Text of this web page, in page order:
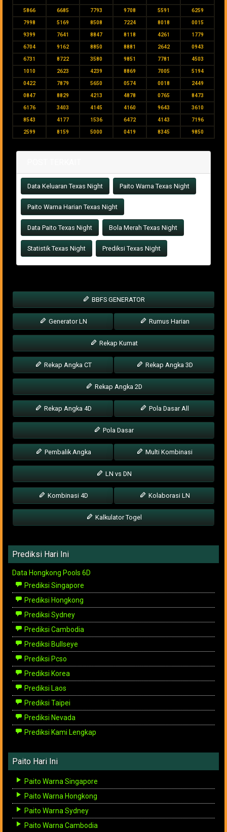
5866 6685 7793 9708 5591 6259
7998 5169 8508 7224 8018 0015
9399 7641 8847 8118 4261 1779
6704 9162 8850 8881 2642 0943
6731 8722 3580 9851 7781 4503
1010 2623 4239 8869 7005 5194
0422 7879 5650 0574 0018 2449
0847 8829 4213 4878 0765 8473
6176 3403 4145 4160 9643 3610
8543 4177 1536 6472 4143 7196
2599 8159 5000 0419 8345 9850
Data Keluaran Texas Night Paito Warna Texas Night
Paito Warna Harian Texas Night
Data Paito Texas Night Bola Merah Texas Night
Statistik Texas Night Prediksi Texas Night
BBFS GENERATOR
Generator LN Rumus Harian
Rekap Kumat
Rekap Angka CT Rekap Angka 3D
Rekap Angka 2D
Rekap Angka 4D Pola Dasar All
Pola Dasar
Pembalik Angka Multi Kombinasi
LN vs DN
Kombinasi 4D Kolaborasi LN
Kalkulator Togel
Prediksi Hari Ini
Data Hongkong Pools 6D
Prediksi Singapore
Prediksi Hongkong
Prediksi Sydney
Prediksi Cambodia
Prediksi Bullseye
Prediksi Pcso
Prediksi Korea
Prediksi Laos
Prediksi Taipei
Prediksi Nevada
Prediksi Kami Lengkap
Paito Hari Ini
Paito Warna Singapore
Paito Warna Hongkong
Paito Warna Sydney
Paito Warna Cambodia